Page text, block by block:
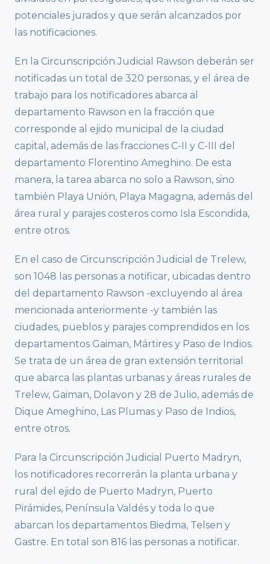
potenciales jurados y que serán alcanzados por
las notificaciones.
En la Circunscripción Judicial Rawson deberán ser
notificadas un total de 320 personas, y el área de
trabajo para los notificadores abarca al
departamento Rawson en la fracción que
corresponde al ejido municipal de la ciudad
capital, además de las fracciones C-II y C-III del
departamento Florentino Ameghino. De esta
manera, la tarea abarca no solo a Rawson, sino
también Playa Unión, Playa Magagna, además del
área rural y parajes costeros como Isla Escondida,
entre otros.
En el caso de Circunscripción Judicial de Trelew,
son 1048 las personas a notificar, ubicadas dentro
del departamento Rawson -excluyendo al área
mencionada anteriormente -y también las
ciudades, pueblos y parajes comprendidos en los
departamentos Gaiman, Mártires y Paso de Indios.
Se trata de un área de gran extensión territorial
que abarca las plantas urbanas y áreas rurales de
Trelew, Gaiman, Dolavon y 28 de Julio, además de
Dique Ameghino, Las Plumas y Paso de Indios,
entre otros.
Para la Circunscripción Judicial Puerto Madryn,
los notificadores recorrerán la planta urbana y
rural del ejido de Puerto Madryn, Puerto
Pirámides, Península Valdés y toda lo que
abarcan los departamentos Biedma, Telsen y
Gastre. En total son 816 las personas a notificar.